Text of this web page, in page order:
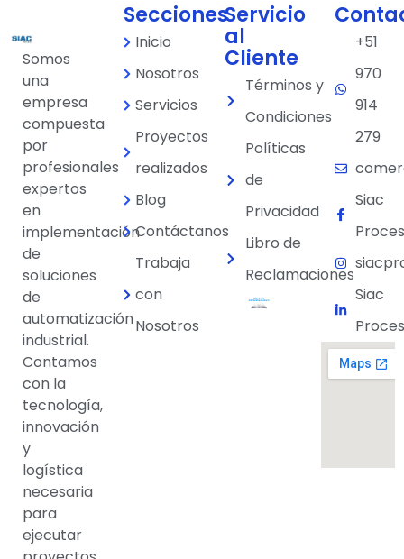
Somos
una
empresa
compuesta
por
profesionales
expertos
en
implementación
de
soluciones
de
automatización
industrial.
Contamos
con la
tecnología,
innovación
y
logística
necesaria
para
ejecutar
Secciones
Inicio
Nosotros
Servicios
Proyectos
realizados
Blog
Contáctanos
Trabaja
con
Nosotros
Servicio
al
Cliente
Términos y
Condiciones
Políticas
de
Privacidad
Libro de
Reclamaciones
+51
970
914
279
Siac
Siac